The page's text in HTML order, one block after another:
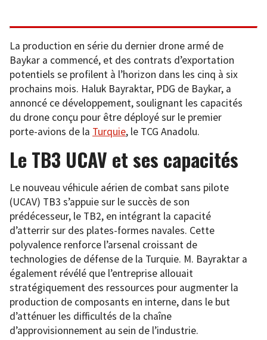
La production en série du dernier drone armé de
Baykar a commencé, et des contrats d’exportation
potentiels se profilent à l’horizon dans les cinq à six
prochains mois. Haluk Bayraktar, PDG de Baykar, a
annoncé ce développement, soulignant les capacités
du drone conçu pour être déployé sur le premier
porte-avions de la Turquie, le TCG Anadolu.
Le TB3 UCAV et ses capacités
Le nouveau véhicule aérien de combat sans pilote
(UCAV) TB3 s’appuie sur le succès de son
prédécesseur, le TB2, en intégrant la capacité
d’atterrir sur des plates-formes navales. Cette
polyvalence renforce l’arsenal croissant de
technologies de défense de la Turquie. M. Bayraktar a
également révélé que l’entreprise allouait
stratégiquement des ressources pour augmenter la
production de composants en interne, dans le but
d’atténuer les difficultés de la chaîne
d’approvisionnement au sein de l’industrie.